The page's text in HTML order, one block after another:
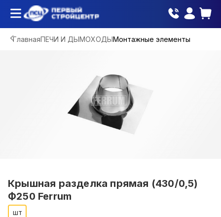
ГлавнаяПЕЧИ И ДЫМОХОДЫМонтажные элементы
Крышная разделка прямая (430/0,5)
Ф250 Ferrum
шт